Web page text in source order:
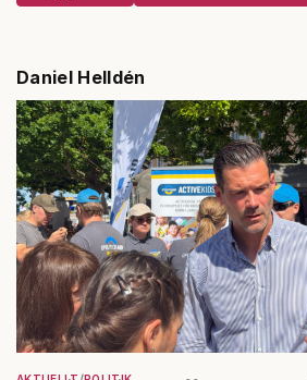
Daniel Helldén